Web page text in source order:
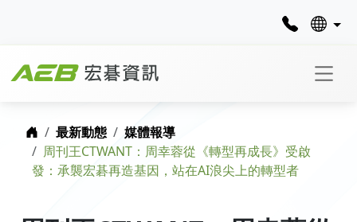
首頁最新動態
媒體報導
周刊王CTWANT：周幸蓉從《轉型再成長》受啟
發：承襲宏碁再造基因，站在AI浪尖上的轉型者